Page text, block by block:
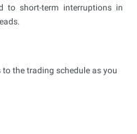
to short-term interruptions in
the trading schedule as you